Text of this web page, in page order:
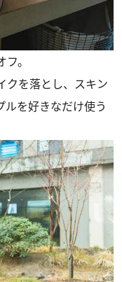
。
クを落とし、スキン
ルを好きなだけ使う